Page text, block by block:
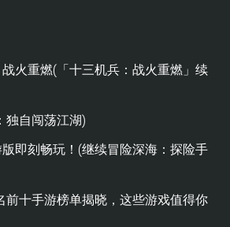
火重燃(「十三机兵：战火重燃」续
独自闯荡江湖)
即刻畅玩！(继续冒险深海：探险手
前十手游榜单揭晓，这些游戏值得你